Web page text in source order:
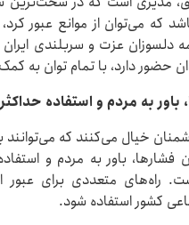
که می‌توان از موانع عبور
عزت و سربلندی ایران
حضور دارد، با تمام توان به
باور به مردم و استفاده
خیال می‌کنند که می‌توانند
فشارها، باور به مردم و
راه‌های متعددی برای عبور
کشور استفاده شود.